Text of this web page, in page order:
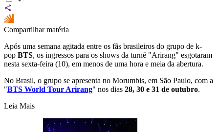
Compartilhar matéria
Após uma semana agitada entre os fãs brasileiros do grupo de k-
pop BTS, os ingressos para os shows da turnê "Arirang" esgotaram
nesta sexta-feira (10), em menos de uma hora e meia da abertura.
No Brasil, o grupo se apresenta no Morumbis, em São Paulo, com a
"BTS World Tour Arirang" nos dias 28, 30 e 31 de outubro.
Leia Mais